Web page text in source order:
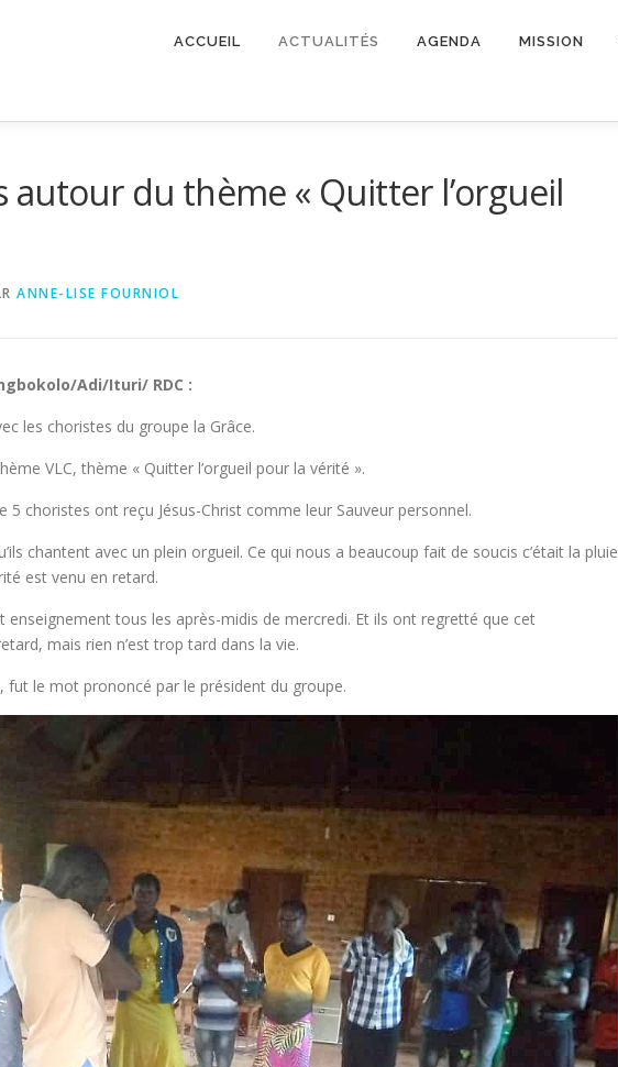
ACCUEIL ACTUALITÉS AGENDA MISSION
autour du thème « Quitter l’orgueil
ANNE-LISE FOURNIOL
Adi/Ituri/ RDC :
les choristes du groupe la Grâce.
VLC, thème « Quitter l’orgueil pour la vérité ».
5 choristes ont reçu Jésus-Christ comme leur Sauveur personnel.
chantent avec un plein orgueil. Ce qui nous a beaucoup fait de soucis c’était la pluie
est venu en retard.
enseignement tous les après-midis de mercredi. Et ils ont regretté que cet
mais rien n’est trop tard dans la vie.
fut le mot prononcé par le président du groupe.